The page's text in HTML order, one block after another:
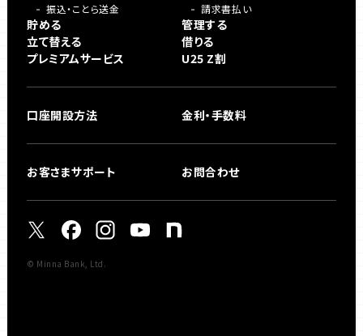
振込・ことら送金
請求書払い
貯める
管理する
立て替える
借りる
プレミアムサービス
U25 Z割
口座開設方法 金利・手数料
お客さまサポート お問合わせ
© Minna Bank, Ltd.